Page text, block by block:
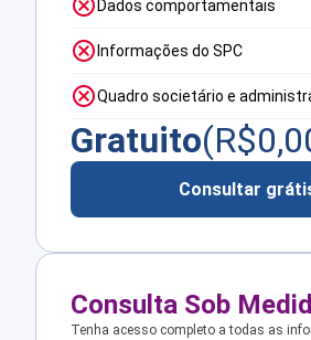
Dados comportamentais
Informações do SPC
Quadro societário e
Gratuito(R$
Consultar
Consulta Sob
Tenha acesso completo a todas as